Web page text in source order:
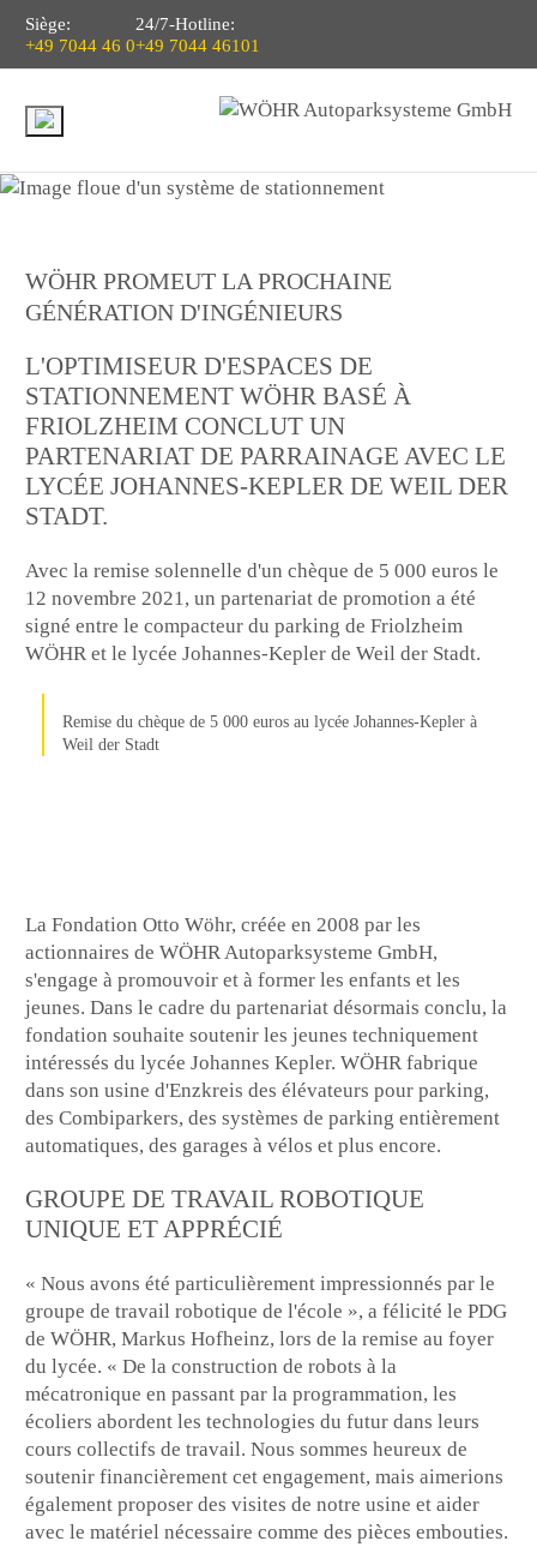
Siège:
+49 7044 46 0
24/7-Hotline:
+49 7044 46101
WÖHR PROMEUT LA PROCHAINE
GÉNÉRATION D'INGÉNIEURS
L'OPTIMISEUR D'ESPACES DE
STATIONNEMENT WÖHR BASÉ À
FRIOLZHEIM CONCLUT UN
PARTENARIAT DE PARRAINAGE AVEC LE
LYCÉE JOHANNES-KEPLER DE WEIL DER
STADT.
Avec la remise solennelle d'un chèque de 5 000 euros le
12 novembre 2021, un partenariat de promotion a été
signé entre le compacteur du parking de Friolzheim
WÖHR et le lycée Johannes-Kepler de Weil der Stadt.
Remise du chèque de 5 000 euros au lycée Johannes-Kepler à
Weil der Stadt
La Fondation Otto Wöhr, créée en 2008 par les
actionnaires de WÖHR Autoparksysteme GmbH,
s'engage à promouvoir et à former les enfants et les
jeunes. Dans le cadre du partenariat désormais conclu, la
fondation souhaite soutenir les jeunes techniquement
intéressés du lycée Johannes Kepler. WÖHR fabrique
dans son usine d'Enzkreis des élévateurs pour parking,
des Combiparkers, des systèmes de parking entièrement
automatiques, des garages à vélos et plus encore.
GROUPE DE TRAVAIL ROBOTIQUE
UNIQUE ET APPRÉCIÉ
« Nous avons été particulièrement impressionnés par le
groupe de travail robotique de l'école », a félicité le PDG
de WÖHR, Markus Hofheinz, lors de la remise au foyer
du lycée. « De la construction de robots à la
mécatronique en passant par la programmation, les
écoliers abordent les technologies du futur dans leurs
cours collectifs de travail. Nous sommes heureux de
soutenir financièrement cet engagement, mais aimerions
également proposer des visites de notre usine et aider
avec le matériel nécessaire comme des pièces embouties.